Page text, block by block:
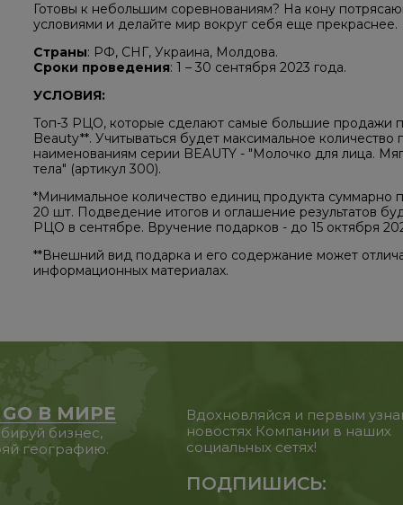
Готовы к небольшим соревнованиям? На кону
условиями и делайте мир вокруг себя еще прекраснее.
Страны: РФ, СНГ, Украина, Молдова.
Сроки проведения: 1 – 30 сентября 2023 года.
УСЛОВИЯ:
Топ-3 РЦО, которые сделают самые большие продажи
Beauty**. Учитываться будет максимальное
наименованиям серии BEAUTY - "Молочко для лица.
тела" (артикул 300).
*Минимальное количество единиц продукта
20 шт. Подведение итогов и оглашение результатов
РЦО в сентябре. Вручение подарков - до 15 октября
**Внешний вид подарка и его содержание может
информационных материалах.
GO В МИРЕ
бизнес,
географию.
Вдохновляйся и первым
новостях Компании в наших
социальных сетях!
ПОДПИШИСЬ: